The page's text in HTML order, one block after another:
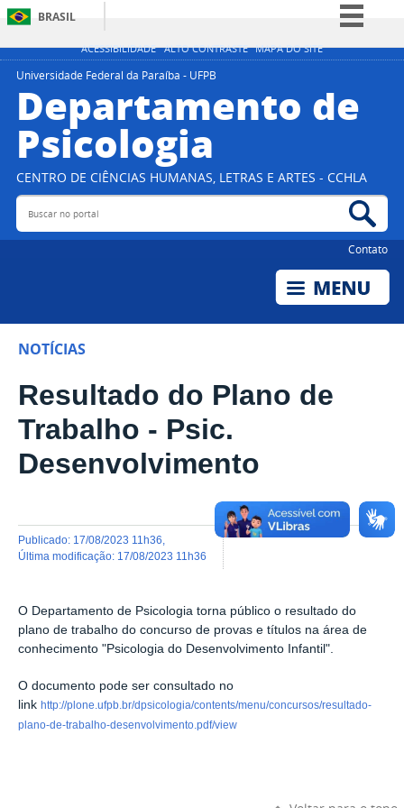
ACESSIBILIDADE ALTO CONTRASTE MAPA DO SITE
BRASIL
Simplifique!
Participe
Universidade Federal da Paraíba - UFPB
Departamento de
Psicologia
CENTRO DE CIÊNCIAS HUMANAS, LETRAS E ARTES - CCHLA
Buscar no portal
Contato
NOTÍCIAS
Resultado do Plano de
Trabalho - Psic.
Desenvolvimento
publicado: 17/08/2023 11h36
última modificação: 17/08/2023 11h36
O Departamento de Psicologia torna público o resultado do
plano de trabalho do concurso de provas e títulos na área de
conhecimento "Psicologia do Desenvolvimento Infantil".
O documento pode ser consultado no
link http://plone.ufpb.br/dpsicologia/contents/menu/concursos/resultado-
plano-de-trabalho-desenvolvimento.pdf/view